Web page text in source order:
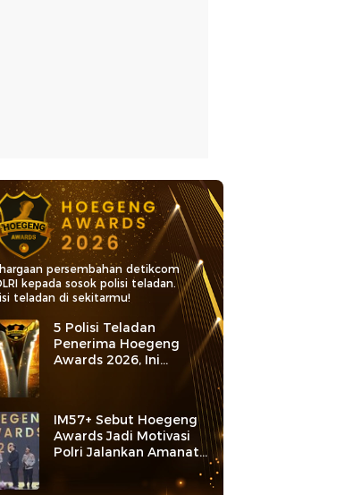
persembahan detikcom
kepada sosok polisi teladan.
teladan di sekitarmu!
5 Polisi Teladan
Penerima Hoegeng
Awards 2026, Ini
Kategori dan Kiprahnya
IM57+ Sebut Hoegeng
Awards Jadi Motivasi
Polri Jalankan Amanat